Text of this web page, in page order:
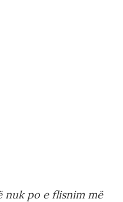
nuk po e flisnim më